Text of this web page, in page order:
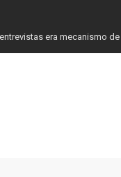
era mecanismo de